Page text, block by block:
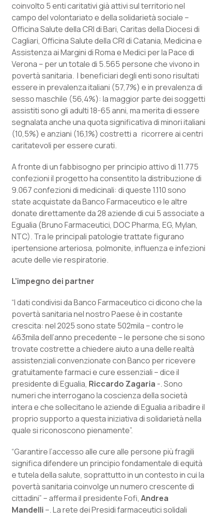
Sicilia
Toscana
Umbria
Valle D’Aosta
Veneto
Neuroscienze & patologie neurodegenerative
Obesità
Oftalmologia
Oncodermatologia
Oncoematologia
Oncologia & Nutrizione
Quotidiano Cardiologia
Quotidiano Chirurgia
Quotidiano Oncologia
Quotidiano Pediatria
Rene & patologie urogenitali
Salute orale & impianti
Sangue & coagulazione
Tiroide
Tumore al seno
Tumore ovarico
Tumori del Polmone & Testa Collo
Tumori gastrointestinali
Ulcera & Reflusso
Vaccini
coinvolto 5 enti caritativi già attivi sul territorio nel
campo del volontariato e della solidarietà sociale –
Officina Salute della CRI di Bari, Caritas della Diocesi di
Cagliari, Officina Salute della CRI di Catania, Medicina e
Assistenza ai Margini di Roma e Medici per la Pace di
Verona – per un totale di 5.565 persone che vivono in
povertà sanitaria. I beneficiari degli enti sono risultati
essere in prevalenza italiani (57,7%) e in prevalenza di
sesso maschile (56,4%): la maggior parte dei soggetti
assistiti sono gli adulti 18-65 anni, ma merita di essere
segnalata anche una quota significativa di minori italiani
(10,5%) e anziani (16,1%) costretti a ricorrere ai centri
caritatevoli per essere curati.
A fronte di un fabbisogno per principio attivo di 11.775
confezioni il progetto ha consentito la distribuzione di
9.067 confezioni di medicinali: di queste 1.110 sono
state acquistate da Banco Farmaceutico e le altre
donate direttamente da 28 aziende di cui 5 associate a
Egualia (Bruno Farmaceutici, DOC Pharma, EG, Mylan,
NTC). Tra le principali patologie trattate figurano
ipertensione arteriosa, polmonite, influenza e infezioni
acute delle vie respiratorie.
L’impegno dei partner
“I dati condivisi da Banco Farmaceutico ci dicono che la
povertà sanitaria nel nostro Paese è in costante
crescita: nel 2025 sono state 502mila – contro le
463mila dell’anno precedente – le persone che si sono
trovate costrette a chiedere aiuto a una delle realtà
assistenziali convenzionate con Banco per ricevere
gratuitamente farmaci e cure essenziali – dice il
presidente di Egualia, Riccardo Zagaria -. Sono
numeri che interrogano la coscienza della società
intera e che sollecitano le aziende di Egualia a ribadire il
proprio supporto a questa iniziativa di solidarietà nella
quale si riconoscono pienamente”.
“Garantire l’accesso alle cure alle persone più fragili
significa difendere un principio fondamentale di equità
e tutela della salute, soprattutto in un contesto in cui la
povertà sanitaria coinvolge un numero crescente di
cittadini” – afferma il presidente Fofi, Andrea
Mandelli –. La rete dei Presidi farmaceutici solidali